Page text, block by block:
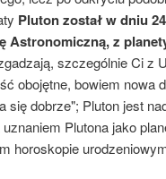
Pluton został w dniu
Astronomiczną, z
szczególnie Ci z
obojętne, bowiem nowa
dobrze"; Pluton jest
Plutona jako
horoskopie